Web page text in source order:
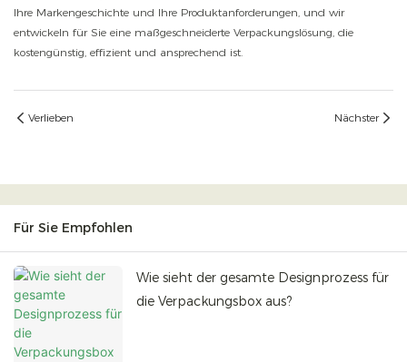
Ihre Markengeschichte und Ihre Produktanforderungen, und wir
entwickeln für Sie eine maßgeschneiderte Verpackungslösung, die
kostengünstig, effizient und ansprechend ist.
Verlieben Nächster
Für Sie Empfohlen
Wie sieht der gesamte Designprozess für
die Verpackungsbox aus?